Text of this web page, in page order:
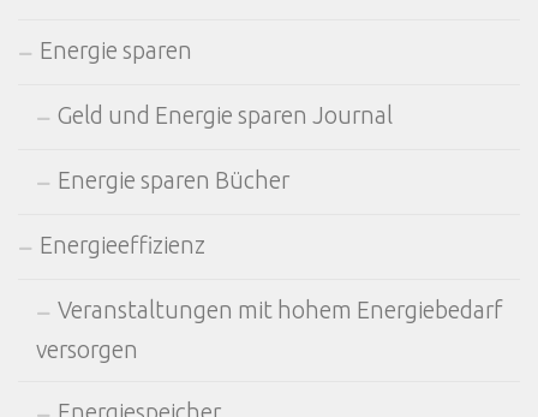
Energie sparen
Geld und Energie sparen Journal
Energie sparen Bücher
Energieeffizienz
Veranstaltungen mit hohem Energiebedarf
versorgen